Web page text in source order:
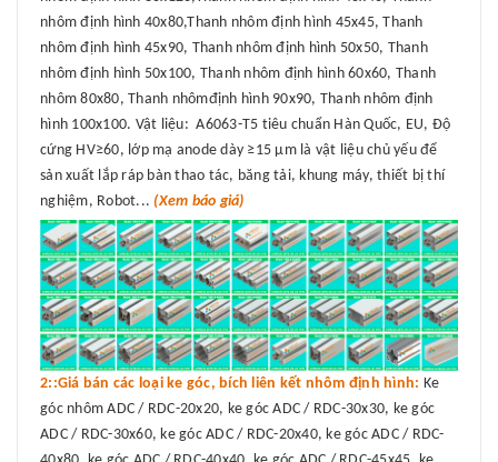
nhôm định hình 40x80,Thanh nhôm định hình 45x45, Thanh
nhôm định hình 45x90, Thanh nhôm định hình 50x50, Thanh
nhôm định hình 50x100, Thanh nhôm định hình 60x60, Thanh
nhôm 80x80, Thanh nhômđịnh hình 90x90, Thanh nhôm định
hình 100x100. Vật liệu: A6063-T5 tiêu chuẩn Hàn Quốc, EU, Độ
cứng HV≥60, lớp mạ anode dày ≥15 μm là vật liệu chủ yếu để
sản xuất lắp ráp bàn thao tác, băng tải, khung máy, thiết bị thí
nghiệm, Robot... (Xem báo giá)
2::Giá bán các loại ke góc, bích liên kết nhôm định hình: Ke
góc nhôm ADC / RDC-20x20, ke góc ADC / RDC-30x30, ke góc
ADC / RDC-30x60, ke góc ADC / RDC-20x40, ke góc ADC / RDC-